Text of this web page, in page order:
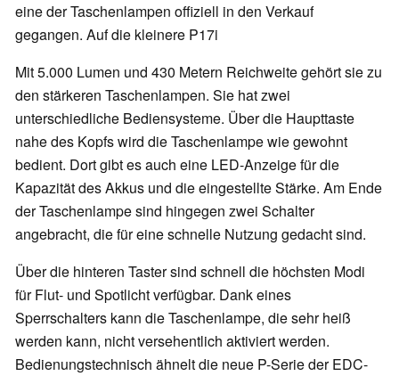
eine der Taschenlampen offiziell in den Verkauf
gegangen. Auf die kleinere P17i
Mit 5.000 Lumen und 430 Metern Reichweite gehört sie zu
den stärkeren Taschenlampen. Sie hat zwei
unterschiedliche Bediensysteme. Über die Haupttaste
nahe des Kopfs wird die Taschenlampe wie gewohnt
bedient. Dort gibt es auch eine LED-Anzeige für die
Kapazität des Akkus und die eingestellte Stärke. Am Ende
der Taschenlampe sind hingegen zwei Schalter
angebracht, die für eine schnelle Nutzung gedacht sind.
Über die hinteren Taster sind schnell die höchsten Modi
für Flut- und Spotlicht verfügbar. Dank eines
Sperrschalters kann die Taschenlampe, die sehr heiß
werden kann, nicht versehentlich aktiviert werden.
Bedienungstechnisch ähnelt die neue P-Serie der EDC-